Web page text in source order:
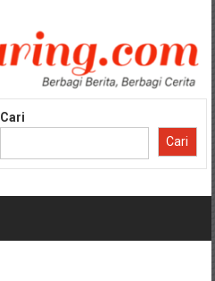
Cari
Cari